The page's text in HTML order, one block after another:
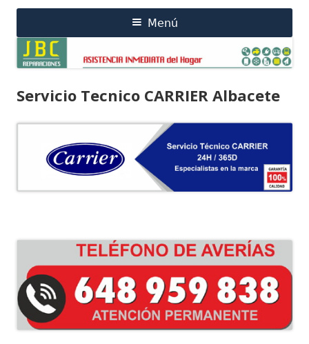
Saltar
contenido
principal
Menú
Servicio Tecnico CARRIER Albacete